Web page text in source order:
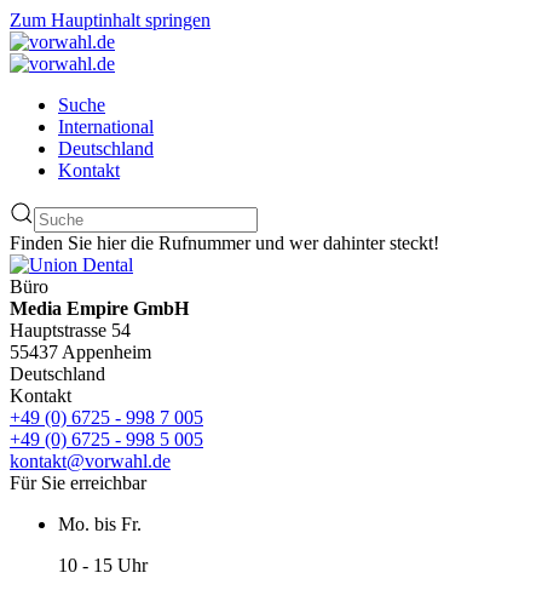
Zum Hauptinhalt springen
Suche
International
Deutschland
Kontakt
Finden Sie hier die Rufnummer und wer dahinter steckt!
Büro
Media Empire GmbH
Hauptstrasse 54
55437 Appenheim
Deutschland
Kontakt
+49 (0) 6725 - 998 7 005
+49 (0) 6725 - 998 5 005
kontakt@vorwahl.de
Für Sie erreichbar
Mo. bis Fr.
10 - 15 Uhr